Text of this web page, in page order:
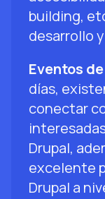
building,
desarrollo
Eventos
días,
conectar
Drupal,
excelente
Drupal a